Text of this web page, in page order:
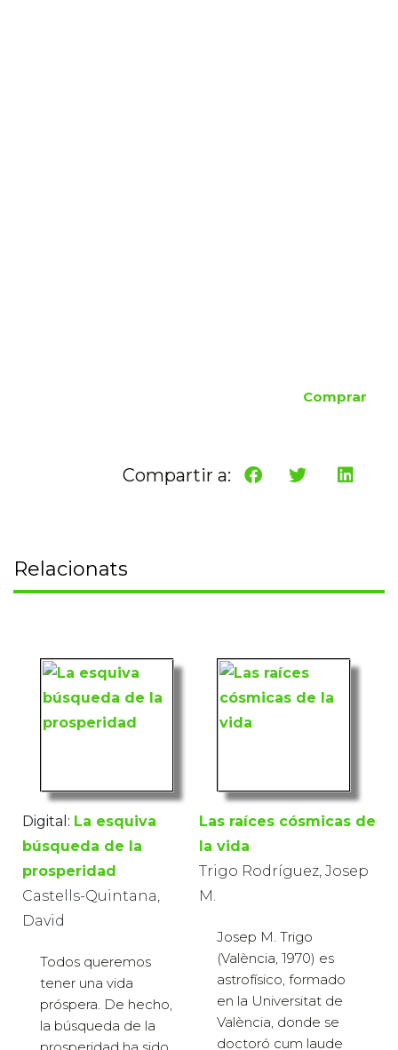
Comprar
Compartir a:
Relacionats
Digital: La esquiva
búsqueda de la
prosperidad
Castells-Quintana,
David
Todos queremos
tener una vida
próspera. De hecho,
la búsqueda de la
Las raíces cósmicas de
la vida
Trigo Rodríguez, Josep
M.
Josep M. Trigo
(València, 1970) es
astrofísico, formado
en la Universitat de
València, donde se
doctoró cum laude